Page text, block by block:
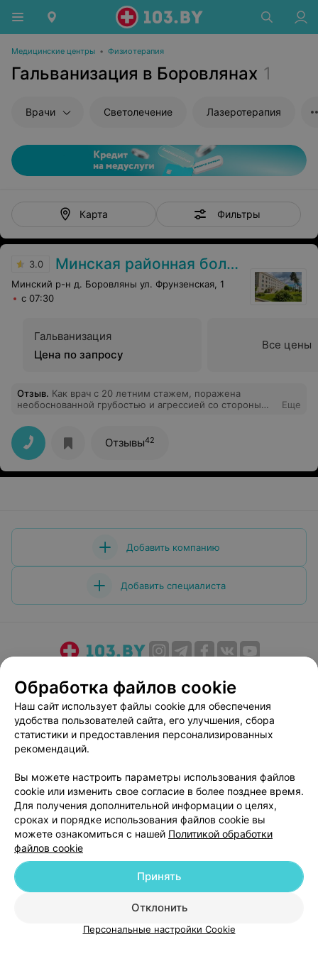
Медицинские центры • Физиотерапия
Гальванизация в Боровлянах 1
Врачи Светолечение Лазеротерапия
Карта Фильтры
3.0 Минская районная больница
Минский р-н д. Боровляны ул. Фрунзенская, 1
с 07:30
Гальванизация
Цена по запросу
Все цены
Отзыв. Как врач с 20 летним стажем, поражена
необоснованной грубостью и агрессией со стороны
деонтологии и медэтике, отсутствует элементарная
вежливость при общении с пациентом,
подчёркивается его бесправность и никчемность.
Недопустимо, чтобы с подобным отношением
столкнулись и другие посетители поликлиники.
Еще
Отзывы42
Добавить компанию
Добавить специалиста
Медицинский маркетинг
Публичный договор
Пользовательское соглашение
Способы оплаты
Вакансии
Партнеры
Написать руководителю 103.by
Персональные настройки cookie
Обработка персональных данных
© 2026 ООО «Артокс Лаб», УНП 191700409| 220012, Республика Беларусь,
г. Минск, улица Толбухина, 2, пом. 16 | help@103.by
Обработка файлов cookie
Наш сайт использует файлы cookie для обеспечения
удобства пользователей сайта, его улучшения, сбора
статистики и предоставления персонализированных
рекомендаций.
Вы можете настроить параметры использования файлов
cookie или изменить свое согласие в более позднее время.
Для получения дополнительной информации о целях,
сроках и порядке использования файлов cookie вы
можете ознакомиться с нашей Политикой обработки
файлов cookie
Отклонить
Принять
Персональные настройки Cookie